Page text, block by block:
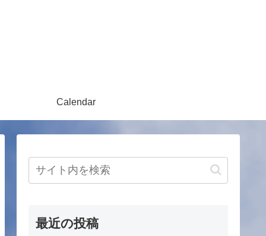
Calendar
最近の投稿